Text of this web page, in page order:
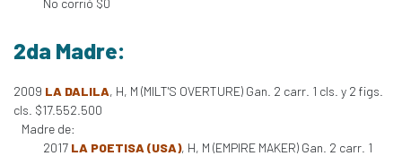
No corrió $0
2da Madre:
2009 LA DALILA, H, M (MILT'S OVERTURE) Gan. 2 carr. 1 cls. y 2 figs.
cls. $17.552.500
Madre de:
2017 LA POETISA (USA), H, M (EMPIRE MAKER) Gan. 2 carr. 1